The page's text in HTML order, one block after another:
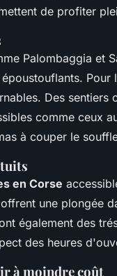
de profiter
Palombaggia et
Pour
Des sentiers
comme ceux
à couper le
en Corse
une plongée
également des
des heures
à moindre coût